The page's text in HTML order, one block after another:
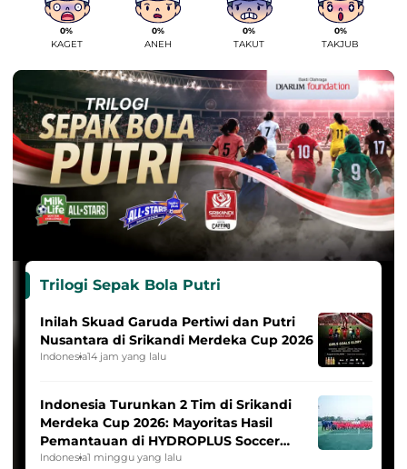
0%
KAGET
0%
ANEH
0%
TAKUT
0%
TAKJUB
Trilogi Sepak Bola Putri
Inilah Skuad Garuda Pertiwi dan Putri
Nusantara di Srikandi Merdeka Cup 2026
Indonesia14 jam yang lalu
Indonesia Turunkan 2 Tim di Srikandi
Merdeka Cup 2026: Mayoritas Hasil
Pemantauan di HYDROPLUS Soccer
League
Indonesia1 minggu yang lalu